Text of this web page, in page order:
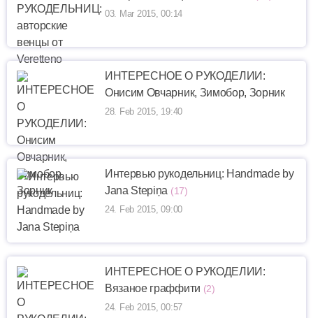
03. Mar 2015, 00:14
ИНТЕРЕСНОЕ О РУКОДЕЛИИ:
Онисим Овчарник, Зимобор, Зорник
28. Feb 2015, 19:40
Интервью рукодельниц: Handmade by
Jana Stepiņa (17)
24. Feb 2015, 09:00
ИНТЕРЕСНОЕ О РУКОДЕЛИИ:
Вязаное граффити (2)
24. Feb 2015, 00:57